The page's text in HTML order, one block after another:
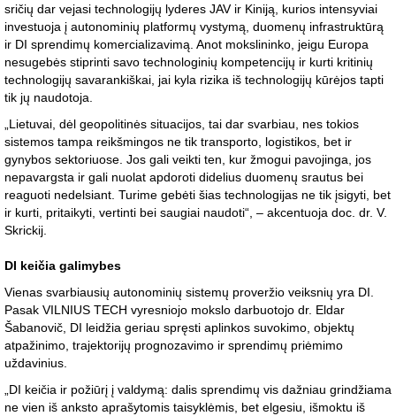
sričių dar vejasi technologijų lyderes JAV ir Kiniją, kurios intensyviai
investuoja į autonominių platformų vystymą, duomenų infrastruktūrą
ir DI sprendimų komercializavimą. Anot mokslininko, jeigu Europa
nesugebės stiprinti savo technologinių kompetencijų ir kurti kritinių
technologijų savarankiškai, jai kyla rizika iš technologijų kūrėjos tapti
tik jų naudotoja.
„Lietuvai, dėl geopolitinės situacijos, tai dar svarbiau, nes tokios
sistemos tampa reikšmingos ne tik transporto, logistikos, bet ir
gynybos sektoriuose. Jos gali veikti ten, kur žmogui pavojinga, jos
nepavargsta ir gali nuolat apdoroti didelius duomenų srautus bei
reaguoti nedelsiant. Turime gebėti šias technologijas ne tik įsigyti, bet
ir kurti, pritaikyti, vertinti bei saugiai naudoti“, – akcentuoja doc. dr. V.
Skrickij.
DI keičia galimybes
Vienas svarbiausių autonominių sistemų proveržio veiksnių yra DI.
Pasak VILNIUS TECH vyresniojo mokslo darbuotojo dr. Eldar
Šabanovič, DI leidžia geriau spręsti aplinkos suvokimo, objektų
atpažinimo, trajektorijų prognozavimo ir sprendimų priėmimo
uždavinius.
„DI keičia ir požiūrį į valdymą: dalis sprendimų vis dažniau grindžiama
ne vien iš anksto aprašytomis taisyklėmis, bet elgesiu, išmoktu iš